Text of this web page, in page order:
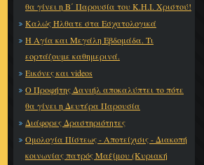
θα γίνει η Β΄ Παρουσία του Κ.Η.Ι. Χριστού!
Καλώς Ήλθατε στα Εσχατολογικά
Η Αγία και Μεγάλη Εβδομάδα. Τι
εορτάζουμε καθημερινά.
Εικόνες και videos
Ο Προφήτης Δανιήλ αποκαλύπτει το πότε
θα γίνει η Δευτέρα Παρουσία
Διάφορες Δραστηριότητες
Ομολογία Πίστεως - Αποτείχισις - Διακοπή
κοινωνίας πατρός Μαξίμου (Κυριακή